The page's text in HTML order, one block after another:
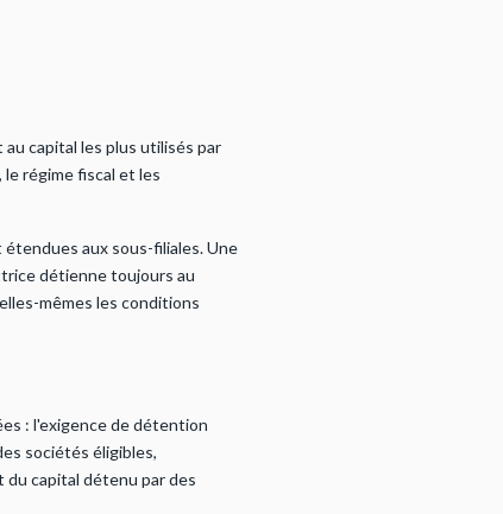
capital les plus utilisés par
régime fiscal et les
aux sous-filiales. Une
détienne toujours au
mêmes les conditions
: l'exigence de détention
sociétés éligibles,
capital détenu par des